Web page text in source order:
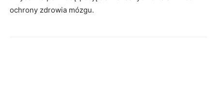
ochrony zdrowia mózgu.